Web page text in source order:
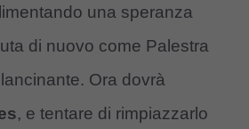
una speranza
di nuovo come Palestra
Ora dovrà
, e tentare di rimpiazzarlo